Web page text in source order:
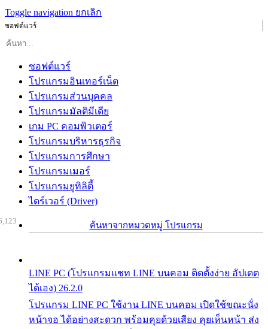
Toggle navigation ยกเลิก
ซอฟต์แวร์
ซอฟต์แวร์
โปรแกรมอินเทอร์เน็ต
โปรแกรมส่วนบุคคล
โปรแกรมมัลติมีเดีย
เกม PC คอมพิวเตอร์
โปรแกรมบริหารธุรกิจ
โปรแกรมการศึกษา
โปรแกรมเมอร์
โปรแกรมยูทิลิตี้
ไดร์เวอร์ (Driver)
ค้นหาจากหมวดหมู่ โปรแกรม
LINE PC (โปรแกรมแชท LINE บนคอม ติดตั้งง่าย อัปเดต
ได้เอง) 26.2.0
โปรแกรม LINE PC ใช้งาน LINE บนคอม เปิดใช้ขณะนั่ง
หน้าจอ ได้อย่างสะดวก พร้อมคุยด้วยเสียง คุยเห็นหน้า ส่ง